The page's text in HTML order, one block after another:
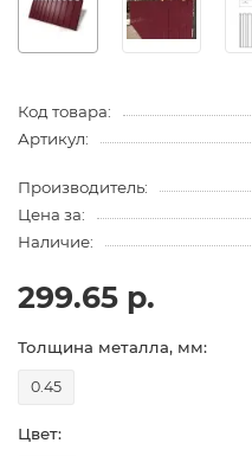
Код товара:
Артикул:
Производитель:
Цена за:
Наличие:
299.65 р.
Толщина металла, мм:
0.45
Цвет: